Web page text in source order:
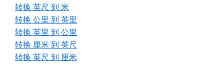
转换 英尺 到 米
转换 公里 到 英里
转换 英里 到 公里
转换 厘米 到 英尺
转换 英尺 到 厘米